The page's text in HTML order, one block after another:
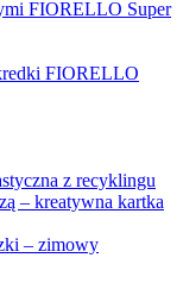
FIORELLO
z recyklingu
– kreatywna kartka
– zimowy